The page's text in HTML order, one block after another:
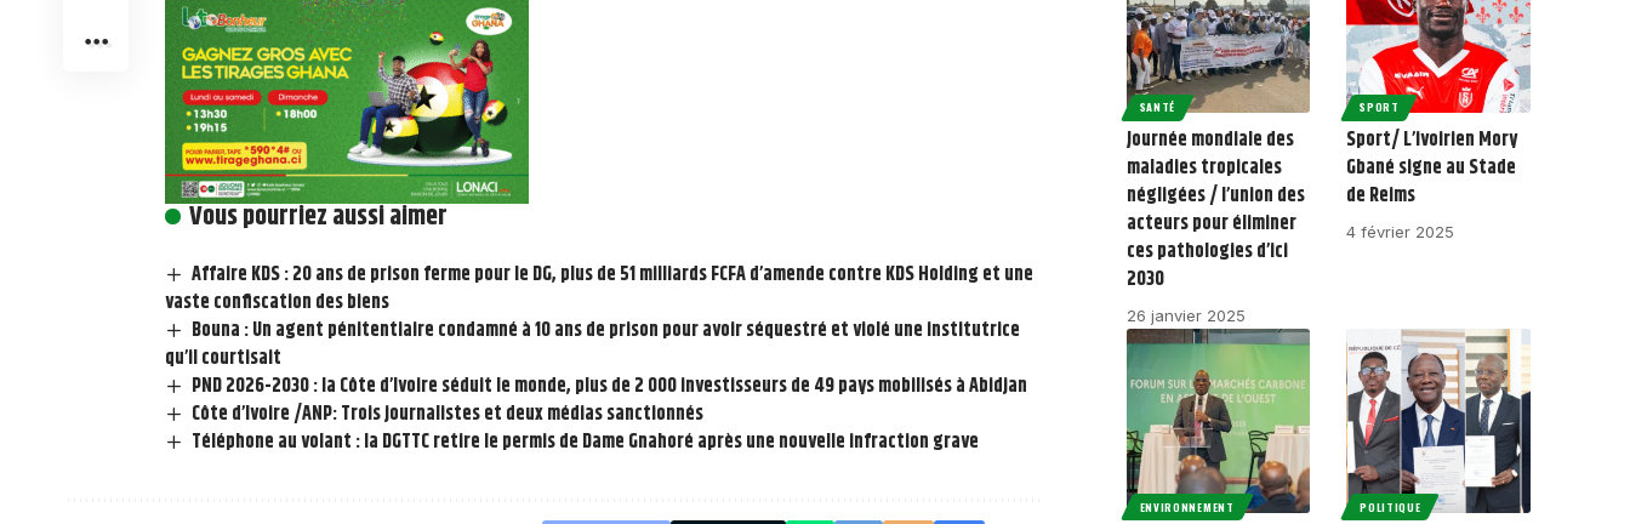
Vous pourriez aussi aimer
Affaire KDS : 20 ans de prison ferme pour le DG, plus de 51 milliards FCFA d’amende contre KDS Holding et une
vaste confiscation des biens
Bouna : Un agent pénitentiaire condamné à 10 ans de prison pour avoir séquestré et violé une institutrice
qu’il courtisait
PND 2026-2030 : la Côte d’Ivoire séduit le monde, plus de 2 000 investisseurs de 49 pays mobilisés à Abidjan
Côte d’Ivoire /ANP: Trois journalistes et deux médias sanctionnés
Téléphone au volant : la DGTTC retire le permis de Dame Gnahoré après une nouvelle infraction grave
SANTÉ
Journée mondiale des
maladies tropicales
négligées / l’union des
acteurs pour éliminer
ces pathologies d’ici
2030
26 janvier 2025
SPORT
Sport/ L’ivoirien Mory
Gbané signe au Stade
de Reims
4 février 2025
ENVIRONNEMENT POLITIQUE